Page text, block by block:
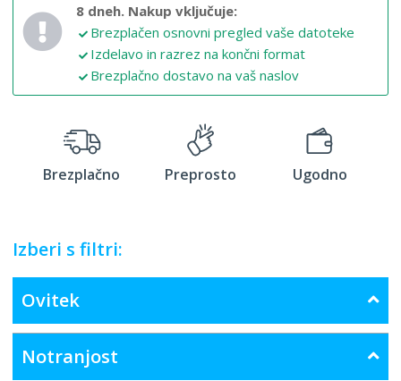
8 dneh. Nakup vključuje:
Brezplačen osnovni pregled vaše datoteke
Izdelavo in razrez na končni format
Brezplačno dostavo na vaš naslov
Brezplačno Preprosto Ugodno
Izberi s filtri:
Ovitek
Notranjost